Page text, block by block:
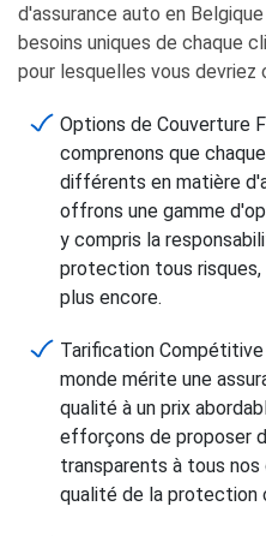
d'assurance auto en
besoins uniques de chaque
pour lesquelles vous devriez
Options de Couverture
comprenons que
différents en matière
offrons une gamme
y compris la
protection tous
plus encore.
Tarification
monde mérite une
qualité à un prix
efforçons de proposer
transparents à tous
qualité de la protection